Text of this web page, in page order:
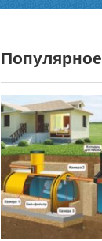
Популярное